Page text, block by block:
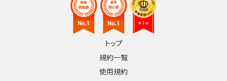
トップ
規約一覧
使用規約